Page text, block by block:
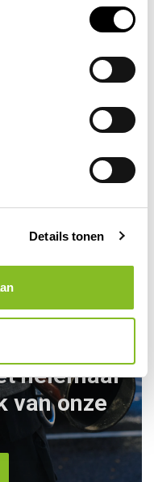
Details tonen
helemaal
van onze